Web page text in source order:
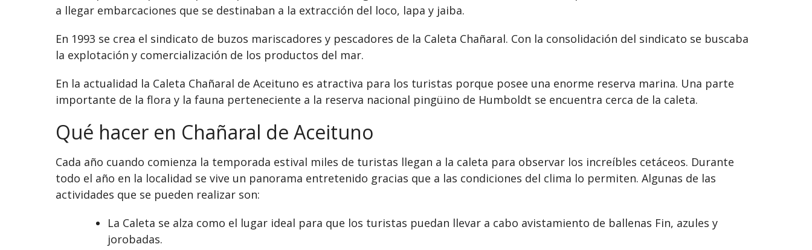
a llegar embarcaciones que se destinaban a la extracción del loco, lapa y jaiba.
En 1993 se crea el sindicato de buzos mariscadores y pescadores de la Caleta Chañaral. Con la consolidación del sindicato se buscaba
la explotación y comercialización de los productos del mar.
En la actualidad la Caleta Chañaral de Aceituno es atractiva para los turistas porque posee una enorme reserva marina. Una parte
importante de la flora y la fauna perteneciente a la reserva nacional pingüino de Humboldt se encuentra cerca de la caleta.
Qué hacer en Chañaral de Aceituno
Cada año cuando comienza la temporada estival miles de turistas llegan a la caleta para observar los increíbles cetáceos. Durante
todo el año en la localidad se vive un panorama entretenido gracias que a las condiciones del clima lo permiten. Algunas de las
actividades que se pueden realizar son:
La Caleta se alza como el lugar ideal para que los turistas puedan llevar a cabo avistamiento de ballenas Fin, azules y
jorobadas.